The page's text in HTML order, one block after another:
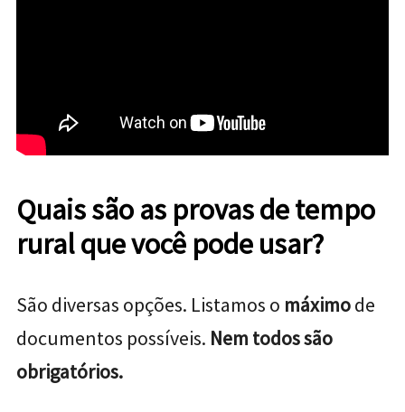
Quais são as provas de tempo
rural que você pode usar?
São diversas opções. Listamos o máximode
documentos possíveis. Nem todos são
obrigatórios.